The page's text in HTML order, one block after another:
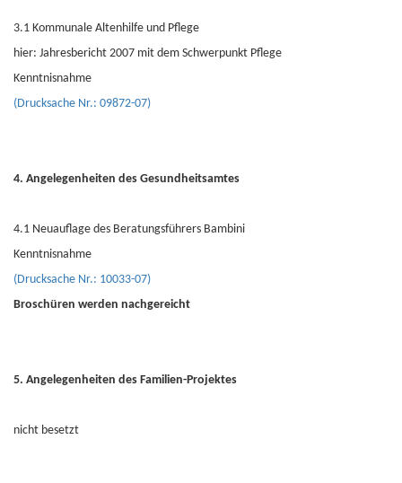
3.1 Kommunale Altenhilfe und Pflege
hier: Jahresbericht 2007 mit dem Schwerpunkt Pflege
Kenntnisnahme
(Drucksache Nr.: 09872-07)
4. Angelegenheiten des Gesundheitsamtes
4.1 Neuauflage des Beratungsführers Bambini
Kenntnisnahme
(Drucksache Nr.: 10033-07)
Broschüren werden nachgereicht
5. Angelegenheiten des Familien-Projektes
nicht besetzt